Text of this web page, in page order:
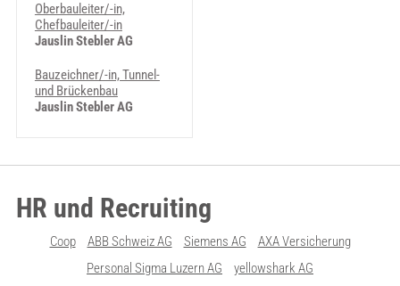
Oberbauleiter/-in,
Chefbauleiter/-in
Jauslin Stebler AG
Bauzeichner/-in, Tunnel-
und Brückenbau
Jauslin Stebler AG
HR und Recruiting
Coop ABB Schweiz AG Siemens AG
AXA Versicherung
Personal Sigma Luzern AG
yellowshark AG